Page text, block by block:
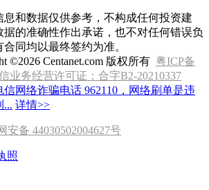
和数据仅供参考，不构成任何投资建
的准确性作出承诺，也不对任何错误负
同均以最终签约为准。
©2026 Centanet.com 版权所有 粤ICP备
业务经营许可证：合字B2-20210337
信网络诈骗电话 962110，网络刷单是违
... 详情>>
安备 44030502004627号